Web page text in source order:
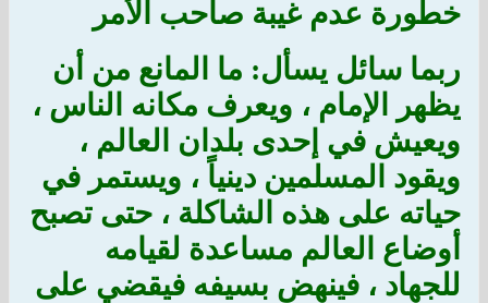
خطورة عدم غيبة صاحب الأمر
ربما سائل يسأل: ما المانع من أن
يظهر الإمام ، ويعرف مكانه الناس ،
ويعيش في إحدى بلدان العالم ،
ويقود المسلمين دينياً ، ويستمر في
حياته على هذه الشاكلة ، حتى تصبح
أوضاع العالم مساعدة لقيامه
للجهاد ، فينهض بسيفه فيقضي على